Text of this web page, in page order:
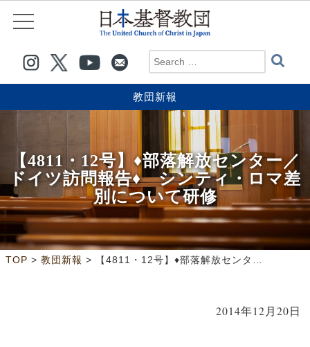
教団新報
【4811・12号】♦部落解放センター／
ドイツ訪問報告♦ シンティ・ロマ差
別について研修
TOP > 教団新報 > 【4811・12号】♦部落解放センター／ドイツ訪問報告♦ シンティ・ロマ差別について研修
2014年12月20日